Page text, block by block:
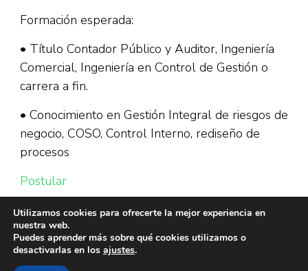
Formación esperada:
• Título Contador Público y Auditor, Ingeniería
Comercial, Ingeniería en Control de Gestión o
carrera a fin.
• Conocimiento en Gestión Integral de riesgos de
negocio, COSO, Control Interno, rediseño de
procesos
Postular
Utilizamos cookies para ofrecerte la mejor experiencia en
nuestra web.
Puedes aprender más sobre qué cookies utilizamos o
desactivarlas en los ajustes.